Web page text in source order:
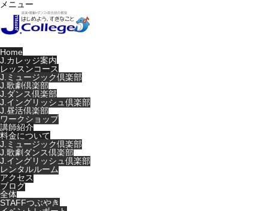
メニュー
Home
J.カレッジ案内
レッスンコース
J.ミュージック倶楽部
J.歌劇倶楽部
J.ダンス倶楽部
J.イングリッシュ倶楽部
J.昼活倶楽部
ワークショップ
講師紹介
料金について
J.ミュージック倶楽部
J.歌劇ダンス倶楽部
J.イングリッシュ倶楽部
レンタルルーム
アクセス
ブログ
全体
STAFFつぶやき